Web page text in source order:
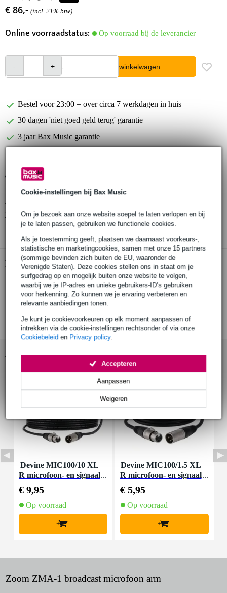
Cookie-instellingen bij Bax Music
Om je bezoek aan onze website soepel te laten verlopen en bij
je te laten passen, gebruiken we functionele cookies.
Als je toestemming geeft, plaatsen we daarnaast voorkeurs-,
statistische en marketingcookies, samen met onze 15 partners
(sommige bevinden zich buiten de EU, waaronder de
Verenigde Staten). Deze cookies stellen ons in staat om je
surfgedrag op en mogelijk buiten onze website te volgen,
waarbij we je IP-adres en unieke gebruikers-ID’s gebruiken
voor herkenning. Zo kunnen we je ervaring verbeteren en
relevante aanbiedingen tonen.
Je kunt je cookievoorkeuren op elk moment aanpassen of
intrekken via de cookie-instellingen rechtsonder of via onze
Cookiebeleid en Privacy policy.
Weigeren
Aanpassen
Accepteren
€ 86,- (incl. 21% btw)
Online voorraadstatus: Op voorraad bij de leverancier
In winkelwagen
Bestel voor 23:00 = over circa 7 werkdagen in huis
30 dagen 'niet goed geld terug' garantie
3 jaar Bax Music garantie
Gratis ophalen in de winkel
Twijfel je of de
je past? Doe de check.
Start de check
Productinformatie
Zoom ZMA-1
broadcast microfoon statief
inclusief klittenband voor kabel management
Bekijk alle productspecificaties
Accessoires (10)
Devine MIC100/10 XL
R microfoon- en signaal
€ 9,95
Op voorraad
+
Devine MIC100/1.5 XL
R microfoon- en signaal
€ 5,95
Op voorraad
+
Zoom ZMA-1 broadcast microfoon arm